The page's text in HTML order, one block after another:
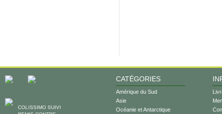
COLISSIMO SUIVI
CATÉGORIES
Amérique du Sud
Asie
Océanie et Antarctique